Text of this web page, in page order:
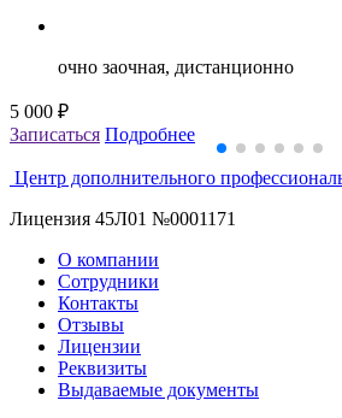
очно заочная, дистанционно
5 000 ₽
Записаться Подробнее
Центр дополнительного
Лицензия 45Л01 №0001171
О компании
Сотрудники
Контакты
Отзывы
Лицензии
Реквизиты
Выдаваемые документы